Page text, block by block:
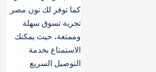
كما توفر لك نون مصر
تجربة تسوق سهلة
وممتعة، حيث يمكنك
الاستمتاع بخدمة
التوصيل السريع